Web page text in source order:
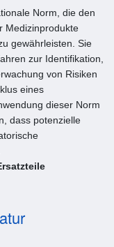
Norm, die den
Medizinprodukte
gewährleisten. Sie
zur Identifikation,
von Risiken
eines
dieser Norm
dass potenzielle